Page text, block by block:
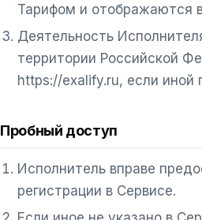
Тарифом и отображаются
Деятельность
территории Российской
https://exalify.ru, если иной
Пробный доступ
Исполнитель вправе
регистрации в Сервисе.